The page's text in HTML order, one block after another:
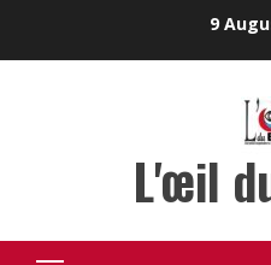
9
L'œil